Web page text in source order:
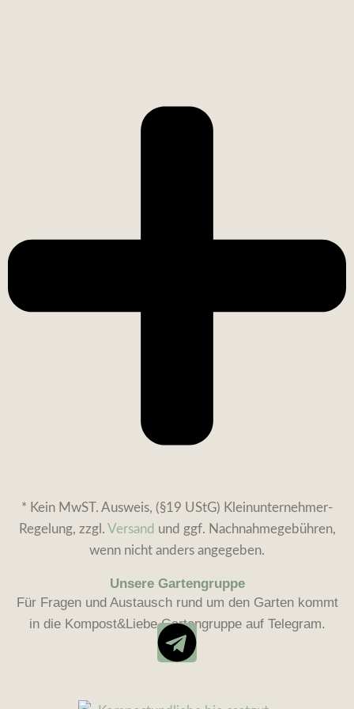
* Kein MwST. Ausweis, (§19 UStG) Kleinunternehmer-
Regelung, zzgl. Versand und ggf. Nachnahmegebühren,
wenn nicht anders angegeben.
Unsere Gartengruppe
Für Fragen und Austausch rund um den Garten kommt
in die Kompost&Liebe Gartengruppe auf Telegram.